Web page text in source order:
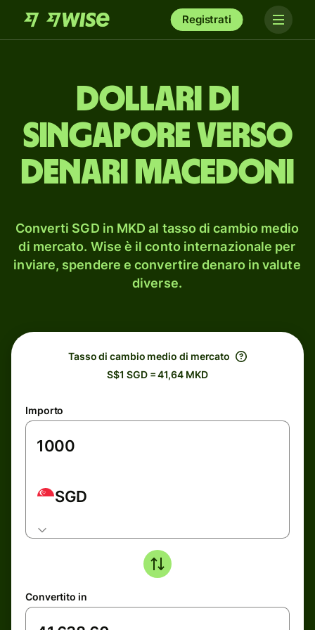
Registrati
dollari di
Singapore verso
denari macedoni
Converti SGD in MKD al tasso di cambio medio
di mercato. Wise è il conto internazionale per
inviare, spendere e convertire denaro in valute
diverse.
Tasso di cambio medio di mercato
S$1 SGD = 41,64 MKD
Importo
SGD
Convertito in